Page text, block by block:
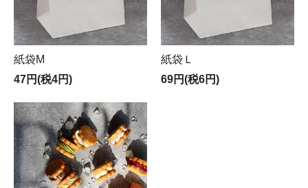
紙袋M
47円(税4円)
紙袋Ｌ
69円(税6円)